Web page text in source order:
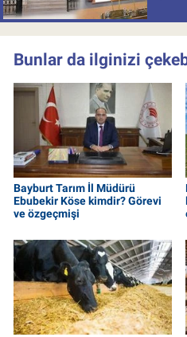
Bunlar da ilginizi
Bayburt Tarım İl Müdürü
Ebubekir Köse kimdir? Görevi
ve özgeçmişi